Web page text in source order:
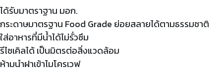
ได้รับมาตราฐาน มอก.
กระดาษมาตรฐาน Food Grade ย่อยสลายได้ตามธรรมชาติ
ใส่อาหารที่มีน้ำได้ไม่รั่วซึม
รีไซเคิลได้ เป็นมิตรต่อสิ่งแวดล้อม
ห้ามนำฝาเข้าไมโครเวฟ